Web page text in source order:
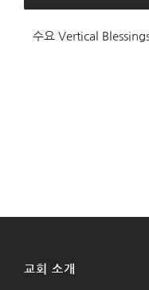
수요 Vertical
교회 소개